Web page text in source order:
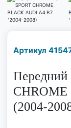
Артикул
Передний
(2004-